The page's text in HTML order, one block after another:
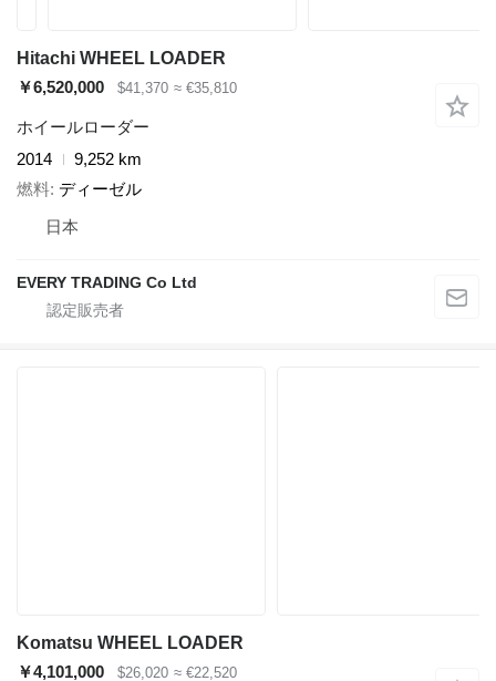
Hitachi WHEEL LOADER
￥6,520,000
$41,370 ≈ €35,810
ホイールローダー
2014
9,252 km
燃料 ディーゼル
日本
EVERY TRADING Co Ltd
Komatsu WHEEL LOADER
￥4,101,000
$26,020 ≈ €22,520